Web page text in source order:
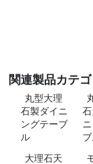
関連製品カテゴ
丸型大理
石製ダイニ
ングテーブ
ル
大理石天